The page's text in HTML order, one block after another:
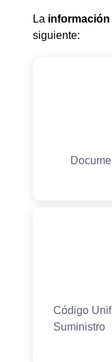
La información
siguiente: